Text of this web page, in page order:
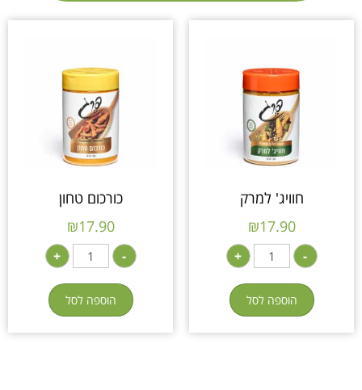
חוויג' למרק
₪17.90
-
+
הוספה לסל
כורכום טחון
₪17.90
-
+
הוספה לסל